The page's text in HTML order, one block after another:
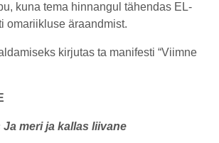
kuna tema hinnangul tähendas EL-
omariikluse äraandmist.
kirjutas ta manifesti “Viimne
meri ja kallas liivane